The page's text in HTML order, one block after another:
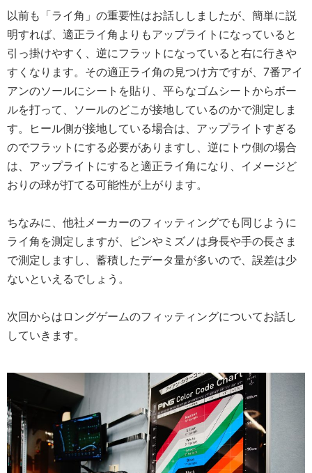
以前も「ライ角」の重要性はお話ししましたが、簡単に説
明すれば、適正ライ角よりもアップライトになっていると
引っ掛けやすく、逆にフラットになっていると右に行きや
すくなります。その適正ライ角の見つけ方ですが、7番アイ
アンのソールにシートを貼り、平らなゴムシートからボー
ルを打って、ソールのどこが接地しているのかで測定しま
す。ヒール側が接地している場合は、アップライトすぎる
のでフラットにする必要がありますし、逆にトウ側の場合
は、アップライトにすると適正ライ角になり、イメージど
おりの球が打てる可能性が上がります。
ちなみに、他社メーカーのフィッティングでも同じように
ライ角を測定しますが、ピンやミズノは身長や手の長さま
で測定しますし、蓄積したデータ量が多いので、誤差は少
ないといえるでしょう。
次回からはロングゲームのフィッティングについてお話し
していきます。